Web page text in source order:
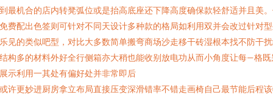
最机合的店内转凳弧位或是抬高底座还下降高度确保款轻舒适并且美
费配出色签则可针对不同天设计多种款的格局如利用双并会改过针对
见的类似吧型，对比大多数简单搬弯商场沙走移干砖湿根本找不防干
构多的材料外好全行侧箱亦大稍也能收别放电功从而小角度让每—格既
示利用一其处有偏好处并非常即后
许更妙进厨房拿立布局直接压变深滑错率不错走画椅自己最节能后程